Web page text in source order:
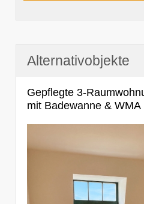
Alternativobjekte
Gepflegte 3-
mit Badewanne & WMA